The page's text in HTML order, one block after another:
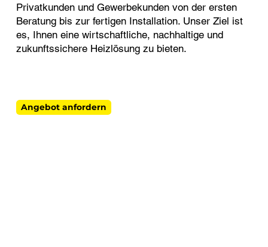
Privatkunden und Gewerbekunden von der ersten
Beratung bis zur fertigen Installation. Unser Ziel ist
es, Ihnen eine wirtschaftliche, nachhaltige und
zukunftssichere Heizlösung zu bieten.
Angebot anfordern